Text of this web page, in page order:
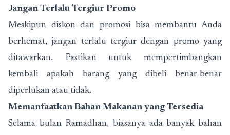
Jangan Terlalu Tergiur Promo
Meskipun diskon dan promosi bisa membantu Anda
berhemat, jangan terlalu tergiur dengan promo yang
ditawarkan. Pastikan untuk mempertimbangkan
kembali apakah barang yang dibeli benar-benar
diperlukan atau tidak.
Memanfaatkan Bahan Makanan yang Tersedia
Selama bulan Ramadhan, biasanya ada banyak bahan